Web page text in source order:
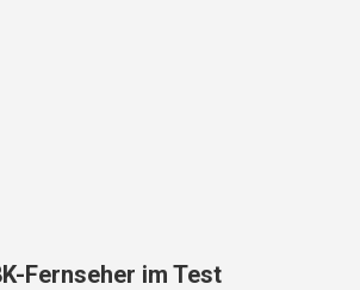
Fernseher im Test